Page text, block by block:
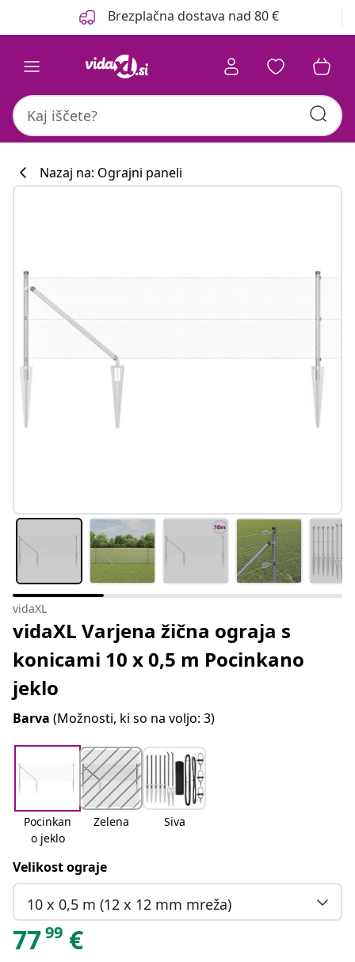
Brezplačna dostava nad 80 €
Nazaj na: Ograjni paneli
vidaXL
vidaXL Varjena žična ograja s
konicami 10 x 0,5 m Pocinkano
jeklo
Barva (Možnosti, ki so na voljo: 3)
Pocinkan
o jeklo
Zelena Siva
Velikost ograje
10 x 0,5 m (12 x 12 mm mreža)
7799 €